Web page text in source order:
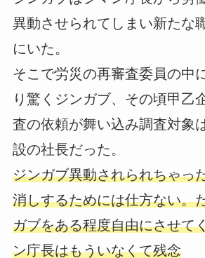
異動させられてしまい新たな
にいた。
そこで労災の再審査委員の中
り驚くジンガブ、その頃甲乙
査の依頼が舞い込み調査対象
設の社長だった。
ジンガブ異動されられちゃっ
消しするためには仕方ない。
ガブをある程度自由にさせて
ン庁長はもういなくて残念